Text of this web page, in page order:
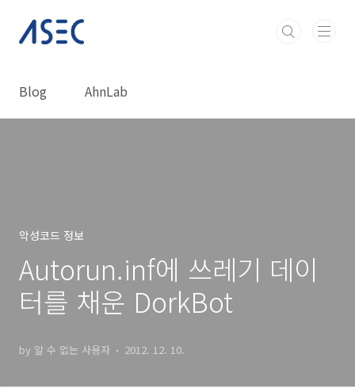
Blog AhnLab
악성코드 정보
Autorun.inf에 쓰레기 데이
터를 채운 DorkBot
by 알 수 없는 사용자 2012. 12. 10.